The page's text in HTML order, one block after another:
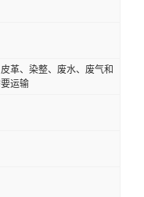
革、染整、废水、废气和
运输